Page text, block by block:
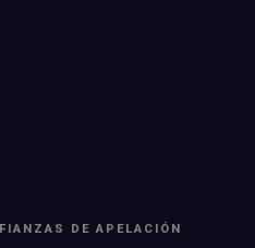
FIANZAS DE APELACIÓN